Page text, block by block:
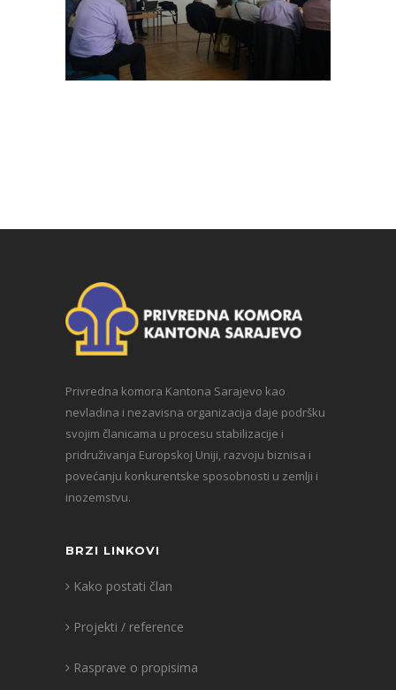
Privredna komora Kantona Sarajevo kao
nevladina i nezavisna organizacija daje podršku
svojim članicama u procesu stabilizacije i
pridruživanja Europskoj Uniji, razvoju biznisa i
povećanju konkurentske sposobnosti u zemlji i
inozemstvu.
BRZI LINKOVI
Kako postati član
Projekti / reference
Rasprave o propisima